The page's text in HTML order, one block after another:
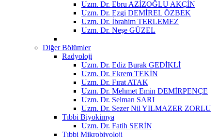
Uzm. Dr. Ebru AZİZOĞLU AKÇİN
Uzm. Dr. Ezgi DEMİREL ÖZBEK
Uzm. Dr. İbrahim TERLEMEZ
Uzm. Dr. Neşe GÜZEL
Diğer Bölümler
Radyoloji
Uzm. Dr. Ediz Burak GEDİKLİ
Uzm. Dr. Ekrem TEKİN
Uzm. Dr. Fırat ATAK
Uzm. Dr. Mehmet Emin DEMİRPENÇE
Uzm. Dr. Selman SARI
Uzm. Dr. Sezer Nil YILMAZER ZORLU
Tıbbi Biyokimya
Uzm. Dr. Fatih SERİN
Tıbbi Mikrobiyoloji